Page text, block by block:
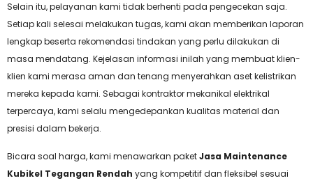
Selain itu, pelayanan kami tidak berhenti pada pengecekan saja.
Setiap kali selesai melakukan tugas, kami akan memberikan laporan
lengkap beserta rekomendasi tindakan yang perlu dilakukan di
masa mendatang. Kejelasan informasi inilah yang membuat klien-
klien kami merasa aman dan tenang menyerahkan aset kelistrikan
mereka kepada kami. Sebagai kontraktor mekanikal elektrikal
terpercaya, kami selalu mengedepankan kualitas material dan
presisi dalam bekerja.
Bicara soal harga, kami menawarkan paketJasa Maintenance
Kubikel Tegangan Rendah yang kompetitif dan fleksibel sesuai